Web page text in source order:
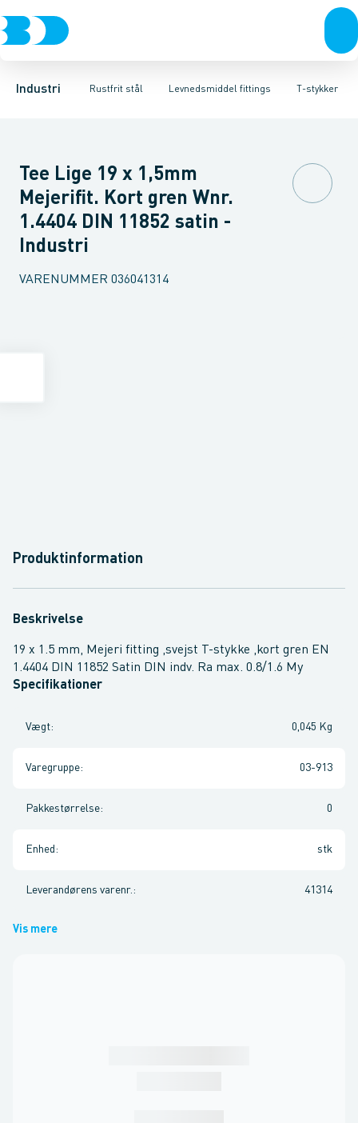
Industri Rustfrit stål
VentilerRustfrit stålSort stålGalvaniseret stål PlastIndustri
Levnedsmiddel fittings
Svejsefittings ASTM svejsefittingsLevnedsmiddel fittings
T-stykker
Bøjninger T-stykker Excentriske reduktionerKoncentriske
Tee Lige 19 x 1,5mm
Mejerifit. Kort gren Wnr.
1.4404 DIN 11852 satin -
Industri
VARENUMMER 036041314
Produktinformation
Beskrivelse
19 x 1.5 mm, Mejeri fitting ,svejst T-stykke ,kort gren EN
1.4404 DIN 11852 Satin DIN indv. Ra max. 0.8/1.6 My
Specifikationer
Vægt: 0,045 Kg
Varegruppe: 03-913
Pakkestørrelse: 0
Enhed : stk
Leverandørens varenr. : 41314
Vis mere